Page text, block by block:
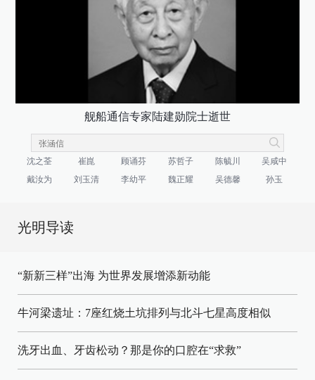
舰船通信专家陆建勋院士逝世
沈之荃 崔崑 顾诵芬 苏哲子 陈毓川
吴咸中
戴汝为
刘玉清 李幼平 魏正耀 吴德馨 孙玉
光明导读
“新新三样”出海 为世界发展增添新动能
牛河梁遗址：7座红烧土坑排列与北斗七星高度相似
洗牙出血、牙齿松动？那是你的口腔在“求救”